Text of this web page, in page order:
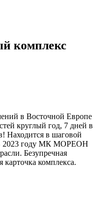
комплекс
в Восточной Европе
круглый год, 7 дней в
Находится в шаговой
В 2023 году МК МОРЕОН
Безупречная
карточка комплекса.